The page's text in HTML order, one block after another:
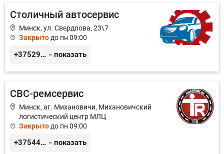
Столичный автосервис
Минск, ул. Свердлова, 23\7
Закрыто до пн 09:00
+375293549354 - показать
СВС-ремсервис
Минск, аг. Михановичи, Михановичский
логистический центр МЛЦ
Закрыто до пн 09:00
+375445660042 - показать